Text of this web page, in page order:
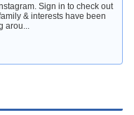
Sign in to check out
& interests have been